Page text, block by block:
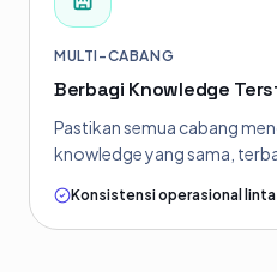
MULTI-CABANG
Berbagi Knowledge
Pastikan semua cabang
knowledge yang sama,
Konsistensi operasional